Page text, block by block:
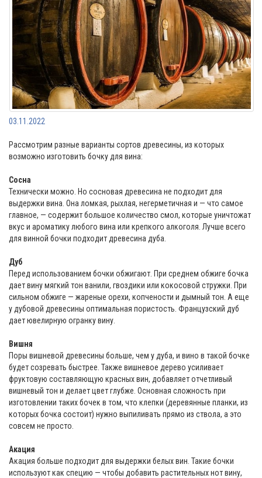
03.11.2022
Рассмотрим разные варианты сортов древесины, из которых
возможно изготовить бочку для вина:
Сосна
Технически можно. Но сосновая древесина не подходит для
выдержки вина. Она ломкая, рыхлая, негерметичная и — что самое
главное, — содержит большое количество смол, которые уничтожат
вкус и ароматику любого вина или крепкого алкоголя. Лучше всего
для винной бочки подходит древесина дуба.
Дуб
Перед использованием бочки обжигают. При среднем обжиге бочка
дает вину мягкий тон ванили, гвоздики или кокосовой стружки. При
сильном обжиге — жареные орехи, копчености и дымный тон. А еще
у дубовой древесины оптимальная пористость. Французский дуб
дает ювелирную огранку вину.
Вишня
Поры вишневой древесины больше, чем у дуба, и вино в такой бочке
будет созревать быстрее. Также вишневое дерево усиливает
фруктовую составляющую красных вин, добавляет отчетливый
вишневый тон и делает цвет глубже. Основная сложность при
изготовлении таких бочек в том, что клепки (деревянные планки, из
которых бочка состоит) нужно выпиливать прямо из ствола, а это
совсем не просто.
Акация
Акация больше подходит для выдержки белых вин. Такие бочки
используют как специю — чтобы добавить растительных нот вину,